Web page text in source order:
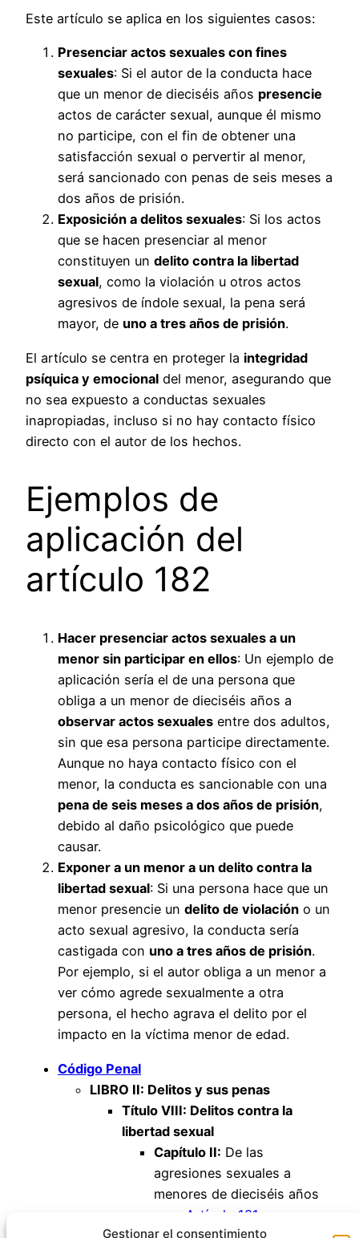
Gestionar el consentimiento
Este artículo se aplica en los siguientes casos:
Presenciar actos sexuales con fines
sexuales: Si el autor de la conducta hace
que un menor de dieciséis años presencie
actos de carácter sexual, aunque él mismo
no participe, con el fin de obtener una
satisfacción sexual o pervertir al menor,
será sancionado con penas de seis meses a
dos años de prisión.
Exposición a delitos sexuales: Si los actos
que se hacen presenciar al menor
constituyen un delito contra la libertad
sexual, como la violación u otros actos
agresivos de índole sexual, la pena será
mayor, de uno a tres años de prisión.
El artículo se centra en proteger la integridad
psíquica y emocional del menor, asegurando que
no sea expuesto a conductas sexuales
inapropiadas, incluso si no hay contacto físico
directo con el autor de los hechos.
Ejemplos de
aplicación del
artículo 182
Hacer presenciar actos sexuales a un
menor sin participar en ellos: Un ejemplo de
aplicación sería el de una persona que
obliga a un menor de dieciséis años a
observar actos sexuales entre dos adultos,
sin que esa persona participe directamente.
Aunque no haya contacto físico con el
menor, la conducta es sancionable con una
pena de seis meses a dos años de prisión,
debido al daño psicológico que puede
causar.
Exponer a un menor a un delito contra la
libertad sexual: Si una persona hace que un
menor presencie un delito de violación o un
acto sexual agresivo, la conducta sería
castigada con uno a tres años de prisión.
Por ejemplo, si el autor obliga a un menor a
ver cómo agrede sexualmente a otra
persona, el hecho agrava el delito por el
impacto en la víctima menor de edad.
Código Penal
LIBRO II: Delitos y sus penas
Título VIII: Delitos contra la
libertad sexual
Capítulo II: De las
agresiones sexuales a
menores de dieciséis años
Artículo 181